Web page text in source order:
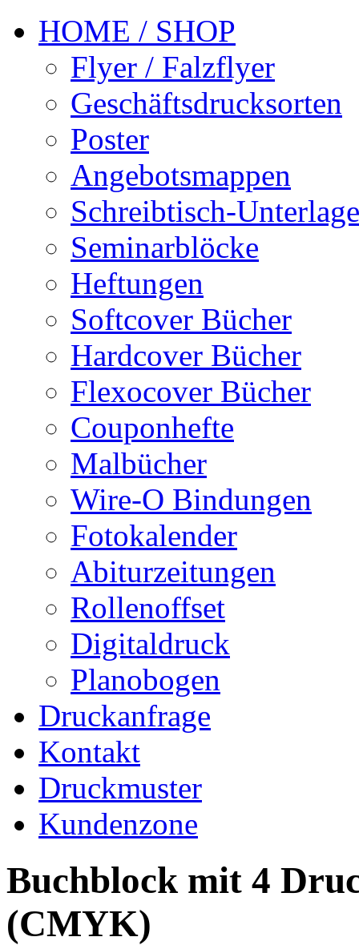
HOME / SHOP
Flyer / Falzflyer
Geschäftsdrucksorten
Poster
Angebotsmappen
Schreibtisch-
Seminarblöcke
Heftungen
Softcover Bücher
Hardcover Bücher
Flexocover Bücher
Couponhefte
Malbücher
Wire-O Bindungen
Fotokalender
Abiturzeitungen
Rollenoffset
Digitaldruck
Planobogen
Druckanfrage
Kontakt
Druckmuster
Kundenzone
Buchblock mit 4
(CMYK)